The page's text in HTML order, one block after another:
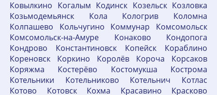
Ковылкино Когалым Кодинск Козельск Козловка
Козьмодемьянск Кола Кологрив Коломна
Колпашево Кольчугино Коммунар Комсомольск
Комсомольск-на-Амуре Конаково Кондопога
Кондрово Константиновск Копейск Кораблино
Кореновск Коркино Королёв Короча Корсаков
Коряжма Костерёво Костомукша Кострома
Котельники Котельниково Котельнич Котлас
Котово Котовск Кохма Красавино Красково